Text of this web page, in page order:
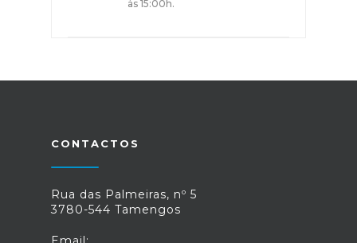
às 15:00h.
CONTACTOS
Rua das Palmeiras, nº 5
3780-544 Tamengos